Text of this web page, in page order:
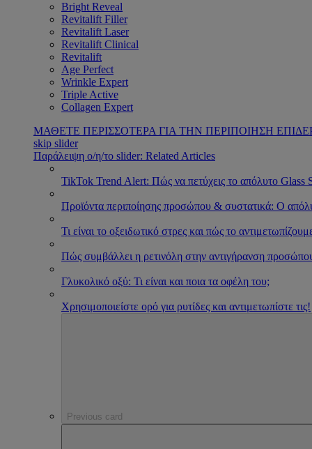
Bright Reveal
Revitalift Filler
Revitalift Laser
Revitalift Clinical
Revitalift
Age Perfect
Wrinkle Expert
Triple Active
Collagen Expert
ΜΑΘΕΤΕ ΠΕΡΙΣΣΟΤΕΡΑ ΓΙΑ ΤΗΝ ΠΕΡΙΠΟΙΗΣΗ
skip slider
Παράλειψη ο/η/το slider: Related Articles
TikTok Trend Alert: Πώς να πετύχεις το απόλυτο Glass
Προϊόντα περιποίησης προσώπου & συστατικά: Ο
Τι είναι το οξειδωτικό στρες και πώς το
Πώς συμβάλλει η ρετινόλη στην αντιγήρανση
Γλυκολικό οξύ: Τι είναι και ποια τα οφέλη του;
Χρησιμοποιείστε ορό για ρυτίδες και αντιμετωπίστε τις!
Previous card